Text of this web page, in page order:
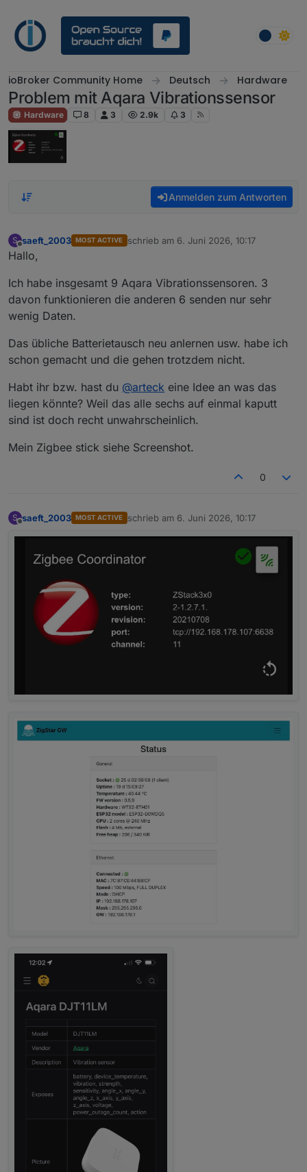
ioBroker Community Home Deutsch Hardware
Problem mit Aqara Vibrationssensor
Hardware 8 3 2.9k 3
Anmelden zum Antworten
S
Offline
saeft_2003 MOST ACTIVE schrieb am 6. Juni 2026, 10:17
zuletzt editiert von
Hallo,
Ich habe insgesamt 9 Aqara Vibrationssensoren. 3
davon funktionieren die anderen 6 senden nur sehr
wenig Daten.
Das übliche Batterietausch neu anlernen usw. habe ich
schon gemacht und die gehen trotzdem nicht.
Habt ihr bzw. hast du @arteck eine Idee an was das
liegen könnte? Weil das alle sechs auf einmal kaputt
sind ist doch recht unwahrscheinlich.
Mein Zigbee stick siehe Screenshot.
0
S saeft_2003 MOST ACTIVE schrieb am 6. Juni 2026, 10:17
zuletzt editiert von